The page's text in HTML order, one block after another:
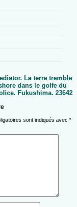
La terre tremble
dans le golfe du
Fukushima. 23642
sont indiqués avec *